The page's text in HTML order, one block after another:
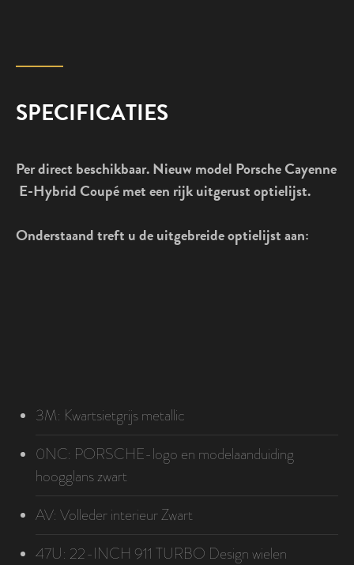
SPECIFICATIES
Per direct beschikbaar. Nieuw model Porsche Cayenne
E-Hybrid Coupé met een rijk uitgerust optielijst.
Onderstaand treft u de uitgebreide optielijst aan:
3M: Kwartsietgrijs metallic
0NC: PORSCHE-logo en modelaanduiding
hoogglans zwart
AV: Volleder interieur Zwart
47U: 22-INCH 911 TURBO Design wielen